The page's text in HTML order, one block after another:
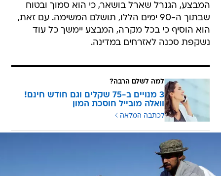
המבצע, הגנרל שארל בושאר, כי הוא סמוך ובטוח
שבתוך ה-90 ימים הללו, תושלם המשימה. עם זאת,
הוא הוסיף כי בכל מקרה, המבצע יימשך כל עוד
נשקפת סכנה לאזרחים במדינה.
למה לשלם הרבה?
3 מנויים ב-75 שקלים וגם חודש חינם!
וואלה מובייל חוסכת המון
לכתבה המלאה